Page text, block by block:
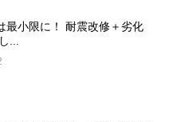
最小限に！ 耐震改修＋劣化
...